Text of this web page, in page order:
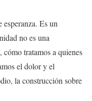
Es un
no es una
cómo tratamos a quienes
el dolor y el
la construcción sobre